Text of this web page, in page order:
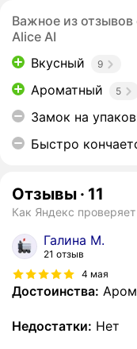
Важное из отзывов
Alice AI
Вкусный
9
Ароматный 5
Замок на
Быстро
Отзывы · 11
Как Яндекс
Галина М.
21 отзыв
4 мая
Достоинства:
Недостатки: Нет